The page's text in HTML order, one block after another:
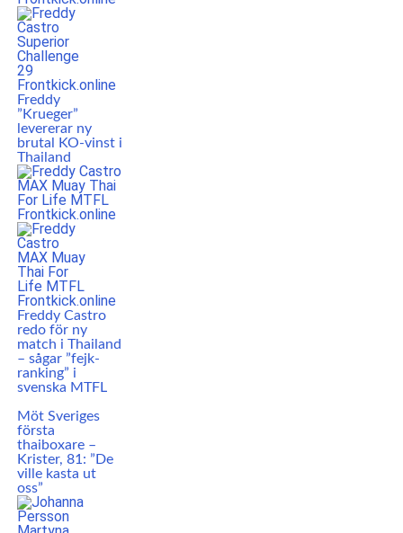
Freddy
”Krueger”
levererar ny
brutal KO-vinst i
Thailand
Freddy Castro
redo för ny
match i Thailand
– sågar ”fejk-
ranking” i
svenska MTFL
Möt Sveriges
första
thaiboxare –
Krister, 81: ”De
ville kasta ut
oss”